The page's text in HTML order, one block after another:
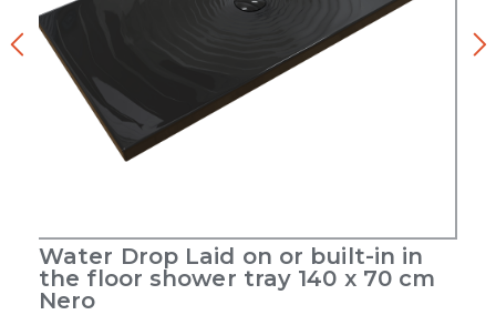
Water Drop Laid on or built-in in
the floor shower tray 140 x 70 cm
Nero